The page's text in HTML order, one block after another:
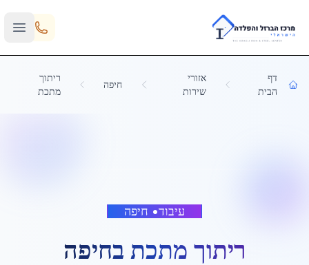
Skip to main content
דף
הבית
אזורי
שירות
חיפה
ריתוך
מתכת
עיבוד• חיפה
ריתוך מתכת בחיפה